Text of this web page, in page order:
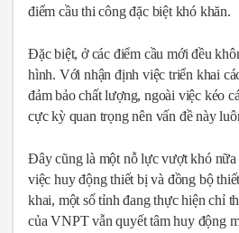
điểm cầu thi công đặc biệt khó khăn.
Đặc biệt, ở các điểm cầu mới đều
hình. Với nhận định việc triển khai
đảm bảo chất lượng, ngoài việc kéo
cực kỳ quan trọng nên vấn đề này
Đây cũng là một nỗ lực vượt khó nữa
việc huy động thiết bị và đồng bộ
khai, một số tỉnh đang thực hiện chỉ
của VNPT vẫn quyết tâm huy động